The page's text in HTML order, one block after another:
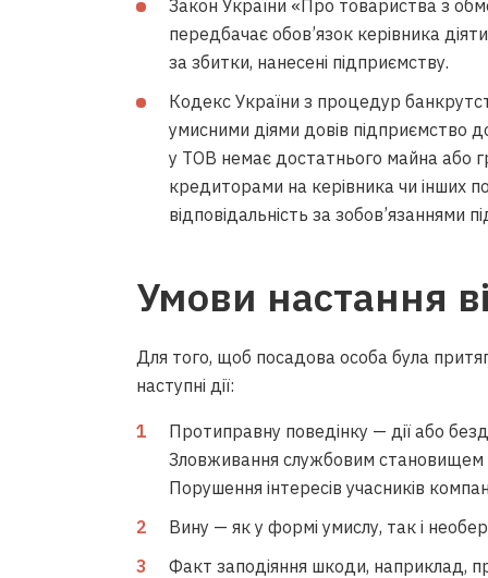
Закон України «Про товариства з
передбачає обов’язок керівника
за збитки, нанесені підприємству.
Кодекс України з процедур
умисними діями довів підприємство
у ТОВ немає достатнього майна або
кредиторами на керівника чи інших
відповідальність за зобов’язаннями
Умови настання
Для того, щоб посадова особа була
наступні дії:
Протиправну поведінку — дії або
Зловживання службовим становищем
Порушення інтересів учасників
Вину — як у формі умислу, так і
Факт заподіяння шкоди, наприклад,